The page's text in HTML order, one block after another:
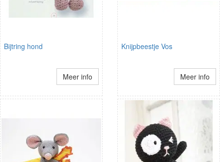
Bijtring hond
Meer info
Knijpbeestje Vos
Meer info